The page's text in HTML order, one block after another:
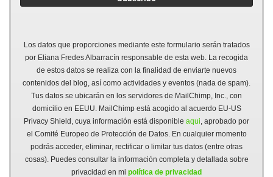
Los datos que proporciones mediante este formulario serán tratados
por Eliana Fredes Albarracín responsable de esta web. La recogida
de estos datos se realiza con la finalidad de enviarte nuevos
contenidos del blog, así como actividades y eventos (nada de spam).
Tus datos se ubicarán en los servidores de MailChimp, Inc., con
domicilio en EEUU. MailChimp está acogido al acuerdo EU-US
Privacy Shield, cuya información está disponible aqui , aprobado por
el Comité Europeo de Protección de Datos. En cualquier momento
podrás acceder, eliminar, rectificar o limitar tus datos (entre otras
cosas). Puedes consultar la información completa y detallada sobre
privacidad en mi política de privacidad